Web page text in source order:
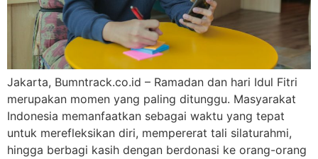
Jakarta, Bumntrack.co.id – Ramadan dan hari Idul Fitri
merupakan momen yang paling ditunggu. Masyarakat
Indonesia memanfaatkan sebagai waktu yang tepat
untuk merefleksikan diri, mempererat tali silaturahmi,
hingga berbagi kasih dengan berdonasi ke orang-orang